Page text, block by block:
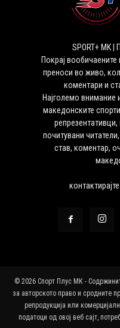
SPORT+ MK
Покрај вообичаените
преноси во живо,
коментари и
Најголемо внимание
македонските
почитувани
став, коментар,
© 2026 Спорт Плус МК -
за авторското право и сродните
репродукција или
податоци од овој веб сајт,